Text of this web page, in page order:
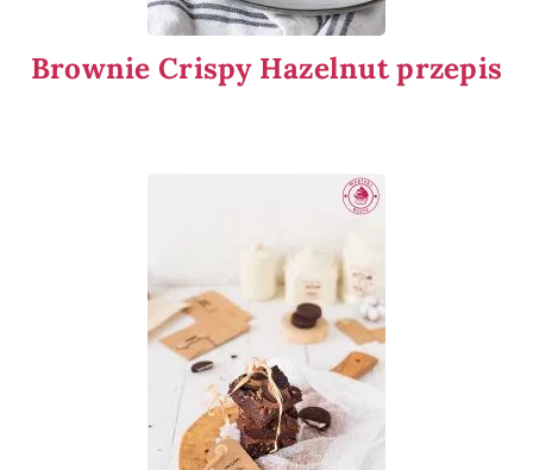
Brownie Crispy Hazelnut przepis